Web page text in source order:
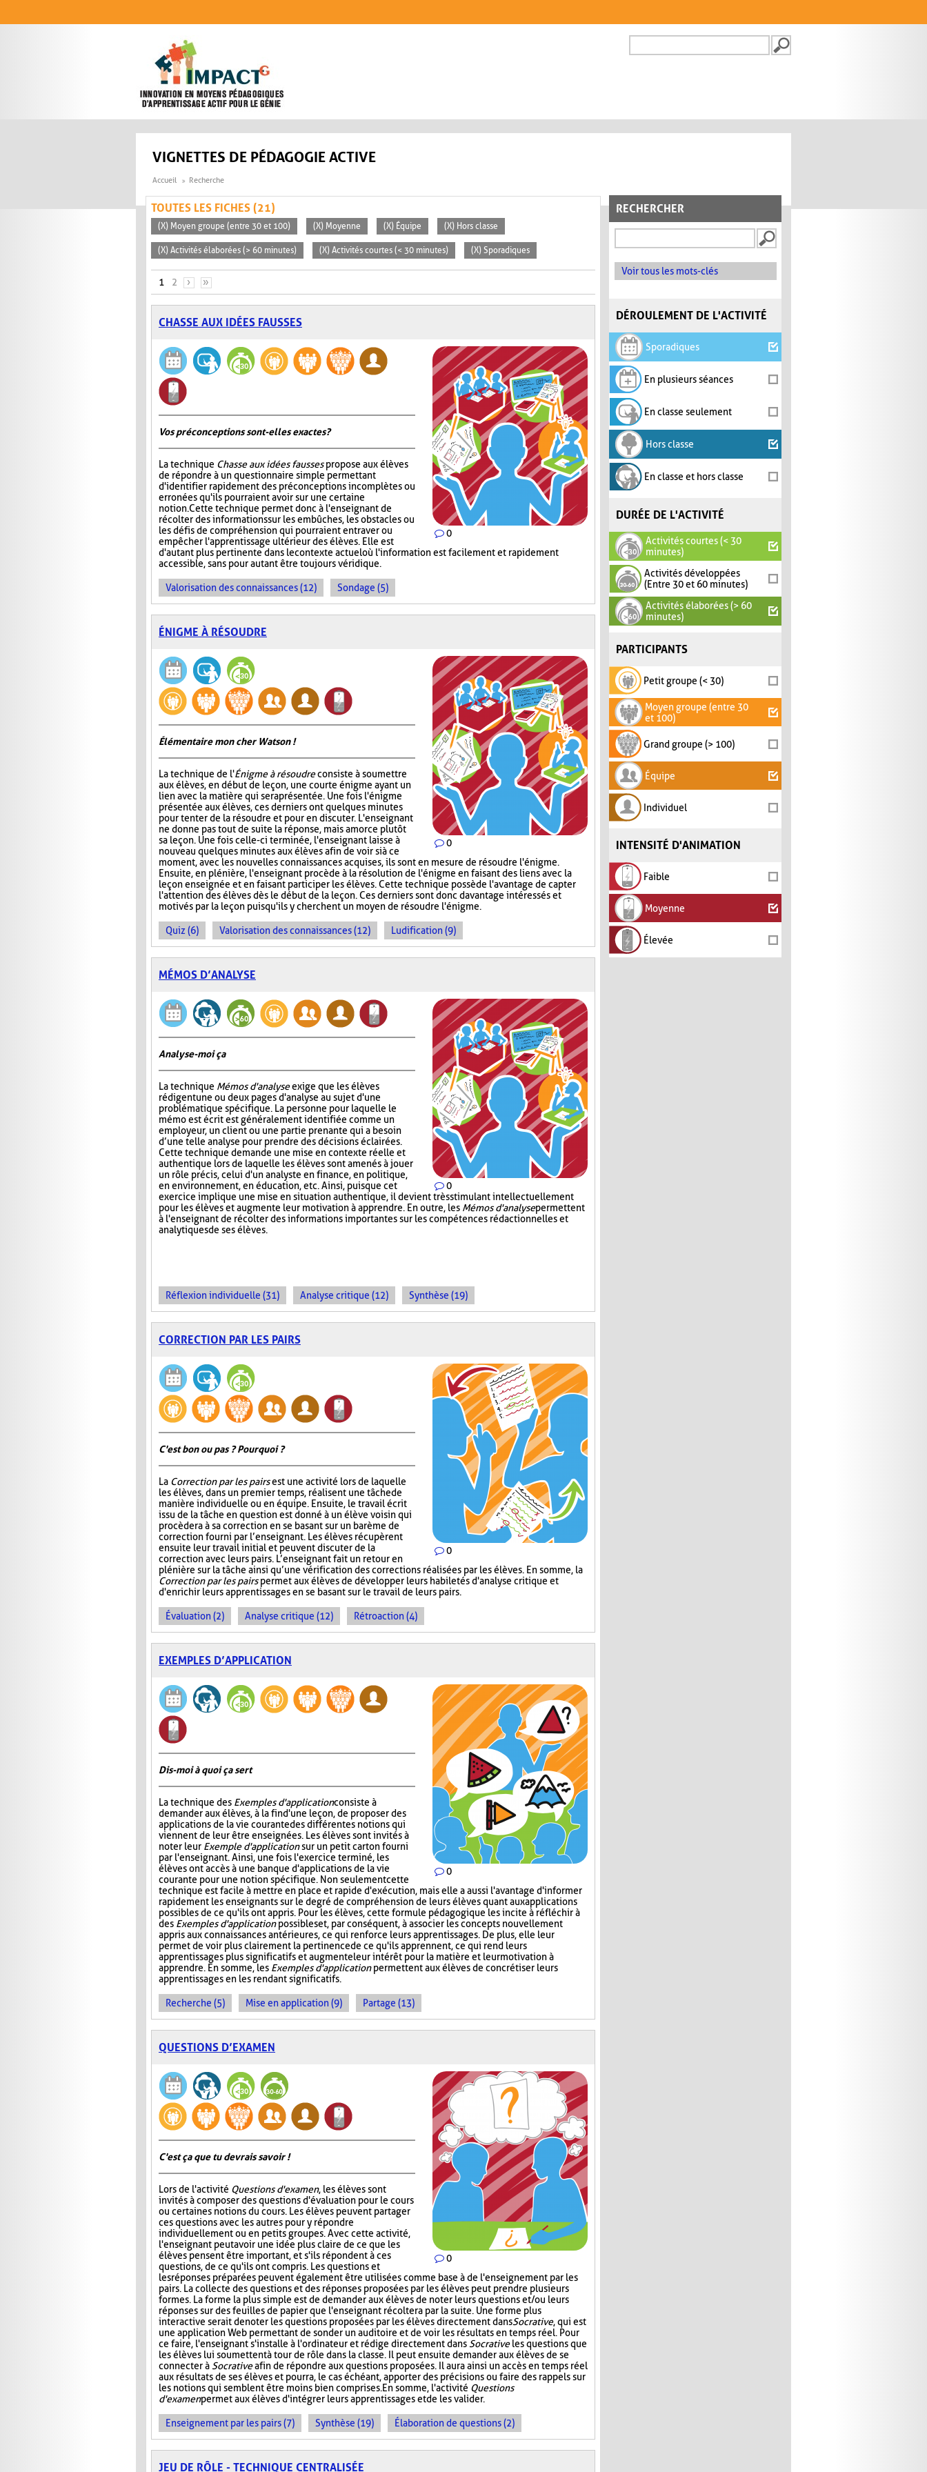
FORMULAIRE DE
VIGNETTES DE PÉDAGOGIE ACTIVE
Accueil Recherche
RECHERCHER
Voir tous les mots-clés
DÉROULEMENT DE L'ACTIVITÉ
Sporadiques
En plusieurs séances
En classe seulement
Hors classe
En classe et hors classe
DURÉE DE L'ACTIVITÉ
Activités courtes (< 30
minutes)
Activités développées
(Entre 30 et 60 minutes)
Activités élaborées (> 60
minutes)
PARTICIPANTS
Petit groupe (< 30)
Moyen groupe (entre 30
et 100)
Grand groupe (> 100)
Équipe
Individuel
INTENSITÉ D'ANIMATION
Faible
Moyenne
Élevée
TOUTES LES FICHES (21)
(X) Moyen groupe (entre 30 et 100) (X) Moyenne (X) Équipe (X) Hors classe
(X) Activités élaborées (> 60 minutes) (X) Activités courtes (< 30 minutes) (X) Sporadiques
PAGES
1 2 › »
CHASSE AUX IDÉES FAUSSES
0
Vos préconceptions sont-elles exactes ?
La technique Chasse aux idées faussespropose aux élèves
de répondre à un questionnaire simple permettant
d'identifier rapidement des préconceptions incomplètes ou
erronées qu'ils pourraient avoir sur une certaine
notion. Cette technique permet donc à l'enseignant de
récolter des informations sur les embûches, les obstacles ou
les défis de compréhension qui pourraient entraver ou
empêcher l'apprentissage ultérieur des élèves. Elle est
d'autant plus pertinente dans le contexte actuel où l'information est facilement et rapidement
accessible, sans pour autant être toujours véridique.
Valorisation des connaissances (12) Sondage (5)
ÉNIGME À RÉSOUDRE
0
Élémentaire mon cher Watson !
La technique de l'Énigme à résoudreconsiste à soumettre
aux élèves, en début de leçon, une courte énigme ayant un
lien avec la matière qui sera présentée. Une fois l'énigme
présentée aux élèves, ces derniers ont quelques minutes
pour tenter de la résoudre et pour en discuter. L'enseignant
ne donne pas tout de suite la réponse, mais amorce plutôt
sa leçon. Une fois celle-ci terminée, l'enseignant laisse à
nouveau quelques minutes aux élèves afin de voir si à ce
moment, avec les nouvelles connaissances acquises, ils sont en mesure de résoudre l'énigme.
Ensuite, en plénière, l'enseignant procède à la résolution de l'énigme en faisant des liens avec la
leçon enseignée et en faisant participer les élèves. Cette technique possède l'avantage de capter
l'attention des élèves dès le début de la leçon. Ces derniers sont donc davantage intéressés et
motivés par la leçon puisqu'ils y cherchent un moyen de résoudre l'énigme.
Quiz (6) Valorisation des connaissances (12) Ludification (9)
MÉMOS D’ANALYSE
0
Analyse-moi ça
La technique Mémos d'analyseexige que les élèves
rédigent une ou deux pages d'analyse au sujet d'une
problématique spécifique. La personne pour laquelle le
mémo est écrit est généralement identifiée comme un
employeur, un client ou une partie prenante qui a besoin
d’une telle analyse pour prendre des décisions éclairées.
Cette technique demande une mise en contexte réelle et
authentique lors de laquelle les élèves sont amenés à jouer
un rôle précis, celui d'un analyste en finance, en politique,
en environnement, en éducation, etc. Ainsi, puisque cet
exercice implique une mise en situation authentique, il devient très stimulant intellectuellement
pour les élèves et augmente leur motivation à apprendre. En outre, les Mémos d'analysepermettent
à l'enseignant de récolter des informations importantes sur les compétences rédactionnelles et
analytiques de ses élèves.
Réflexion individuelle (31) Analyse critique (12) Synthèse (19)
CORRECTION PAR LES PAIRS
0
C'est bon ou pas ? Pourquoi ?
La Correction par les pairsest une activité lors de laquelle
les élèves, dans un premier temps, réalisent une tâche de
manière individuelle ou en équipe. Ensuite, le travail écrit
issu de la tâche en question est donné à un élève voisin qui
procèdera à sa correction en se basant sur un barème de
correction fourni par l’enseignant. Les élèves récupèrent
ensuite leur travail initial et peuvent discuter de la
correction avec leurs pairs. L’enseignant fait un retour en
plénière sur la tâche ainsi qu’une vérification des corrections réalisées par les élèves. En somme, la
Correction par les pairspermet aux élèves de développer leurs habiletés d'analyse critique et
d'enrichir leurs apprentissages en se basant sur le travail de leurs pairs.
Évaluation (2) Analyse critique (12) Rétroaction (4)
EXEMPLES D’APPLICATION
0
Dis-moi à quoi ça sert
La technique des Exemples d'applicationconsiste à
demander aux élèves, à la fin d'une leçon, de proposer des
applications de la vie courante des différentes notions qui
viennent de leur être enseignées. Les élèves sont invités à
noter leur Exemple d'applicationsur un petit carton fourni
par l'enseignant. Ainsi, une fois l'exercice terminé, les
élèves ont accès à une banque d'applications de la vie
courante pour une notion spécifique. Non seulement cette
technique est facile à mettre en place et rapide d'exécution, mais elle a aussi l'avantage d'informer
rapidement les enseignants sur le degré de compréhension de leurs élèves quant aux applications
possibles de ce qu'ils ont appris. Pour les élèves, cette formule pédagogique les incite à réfléchir à
des Exemples d'applicationpossibles et, par conséquent, à associer les concepts nouvellement
appris aux connaissances antérieures, ce qui renforce leurs apprentissages. De plus, elle leur
permet de voir plus clairement la pertinence de ce qu'ils apprennent, ce qui rend leurs
apprentissages plus significatifs et augmente leur intérêt pour la matière et leur motivation à
apprendre. En somme, les Exemples d'applicationpermettent aux élèves de concrétiser leurs
apprentissages en les rendant significatifs.
Recherche (5) Mise en application (9) Partage (13)
QUESTIONS D’EXAMEN
0
C'est ça que tu devrais savoir !
Lors de l'activité Questions d'examen, les élèves sont
invités à composer des questions d'évaluation pour le cours
ou certaines notions du cours. Les élèves peuvent partager
ces questions avec les autres pour y répondre
individuellement ou en petits groupes. Avec cette activité,
l'enseignant peut avoir une idée plus claire de ce que les
élèves pensent être important, et s'ils répondent à ces
questions, de ce qu'ils ont compris. Les questions et
les réponses préparées peuvent également être utilisées comme base à de l'enseignement par les
pairs. La collecte des questions et des réponses proposées par les élèves peut prendre plusieurs
formes. La forme la plus simple est de demander aux élèves de noter leurs questions et/ou leurs
réponses sur des feuilles de papier que l'enseignant récoltera par la suite. Une forme plus
interactive serait de noter les questions proposées par les élèves directement dansSocrative, qui est
une application Web permettant de sonder un auditoire et de voir les résultats en temps réel. Pour
ce faire, l'enseignant s'installe à l'ordinateur et rédige directement dansSocrativeles questions que
les élèves lui soumettent à tour de rôle dans la classe. Il peut ensuite demander aux élèves de se
connecter àSocrativeafin de répondre aux questions proposées. Il aura ainsi un accès en temps réel
aux résultats de ses élèves et pourra, le cas échéant, apporter des précisions ou faire des rappels sur
les notions qui semblent être moins bien comprises. En somme, l'activité Questions
d'examenpermet aux élèves d'intégrer leurs apprentissages et de les valider.
Enseignement par les pairs (7) Synthèse (19) Élaboration de questions (2)
JEU DE RÔLE - TECHNIQUE CENTRALISÉE